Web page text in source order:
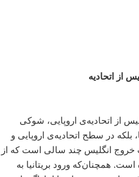
از اتحادیه
از اتحادیه‌ی اروپایی، شوکی
بلکه در سطح اتحادیه‌ی اروپایی و
انگلیس چند سالی است که از
همچنان‌که ورود بریتانیا به